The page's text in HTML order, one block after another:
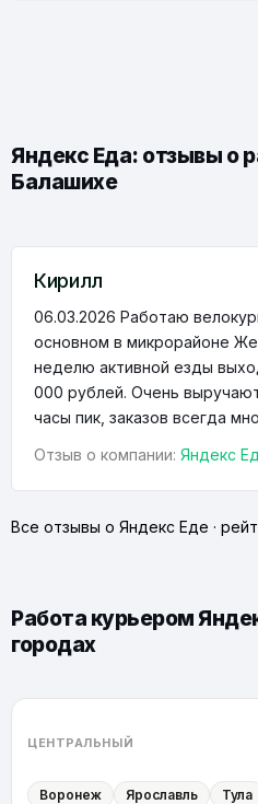
Яндекс Еда: отзывы о
Балашихе
Кирилл
06.03.2026 Работаю
основном в микрорайоне
неделю активной езды
000 рублей. Очень
часы пик, заказов всегда
Отзыв о компании: Яндекс
Все отзывы о Яндекс Еде ·
Работа курьером
городах
ЦЕНТРАЛЬНЫЙ
Воронеж Ярославль Тула